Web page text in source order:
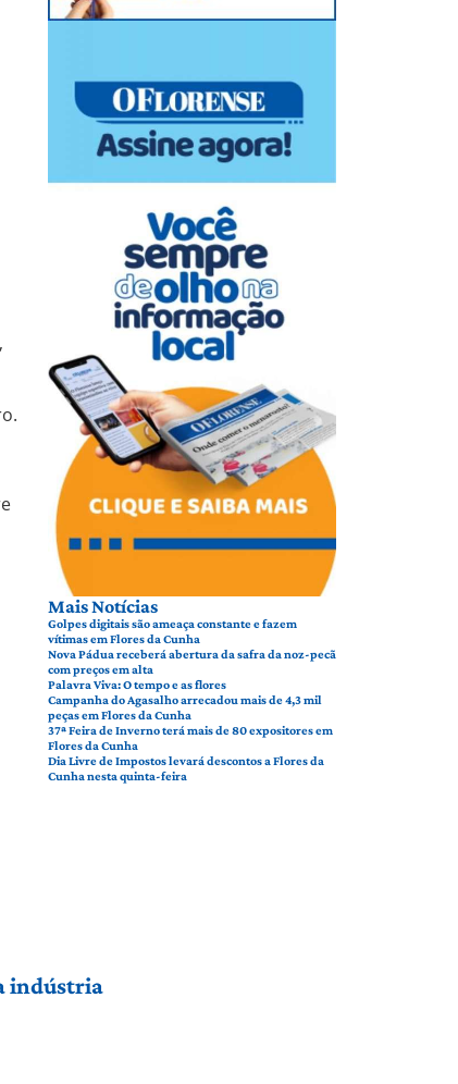
Mais Notícias
Golpes digitais são ameaça constante e fazem
vítimas em Flores da Cunha
Nova Pádua receberá abertura da safra da noz-pecã
com preços em alta
Palavra Viva: O tempo e as flores
Campanha do Agasalho arrecadou mais de 4,3 mil
peças em Flores da Cunha
37ª Feira de Inverno terá mais de 80 expositores em
Flores da Cunha
Dia Livre de Impostos levará descontos a Flores da
Cunha nesta quinta-feira
indústria